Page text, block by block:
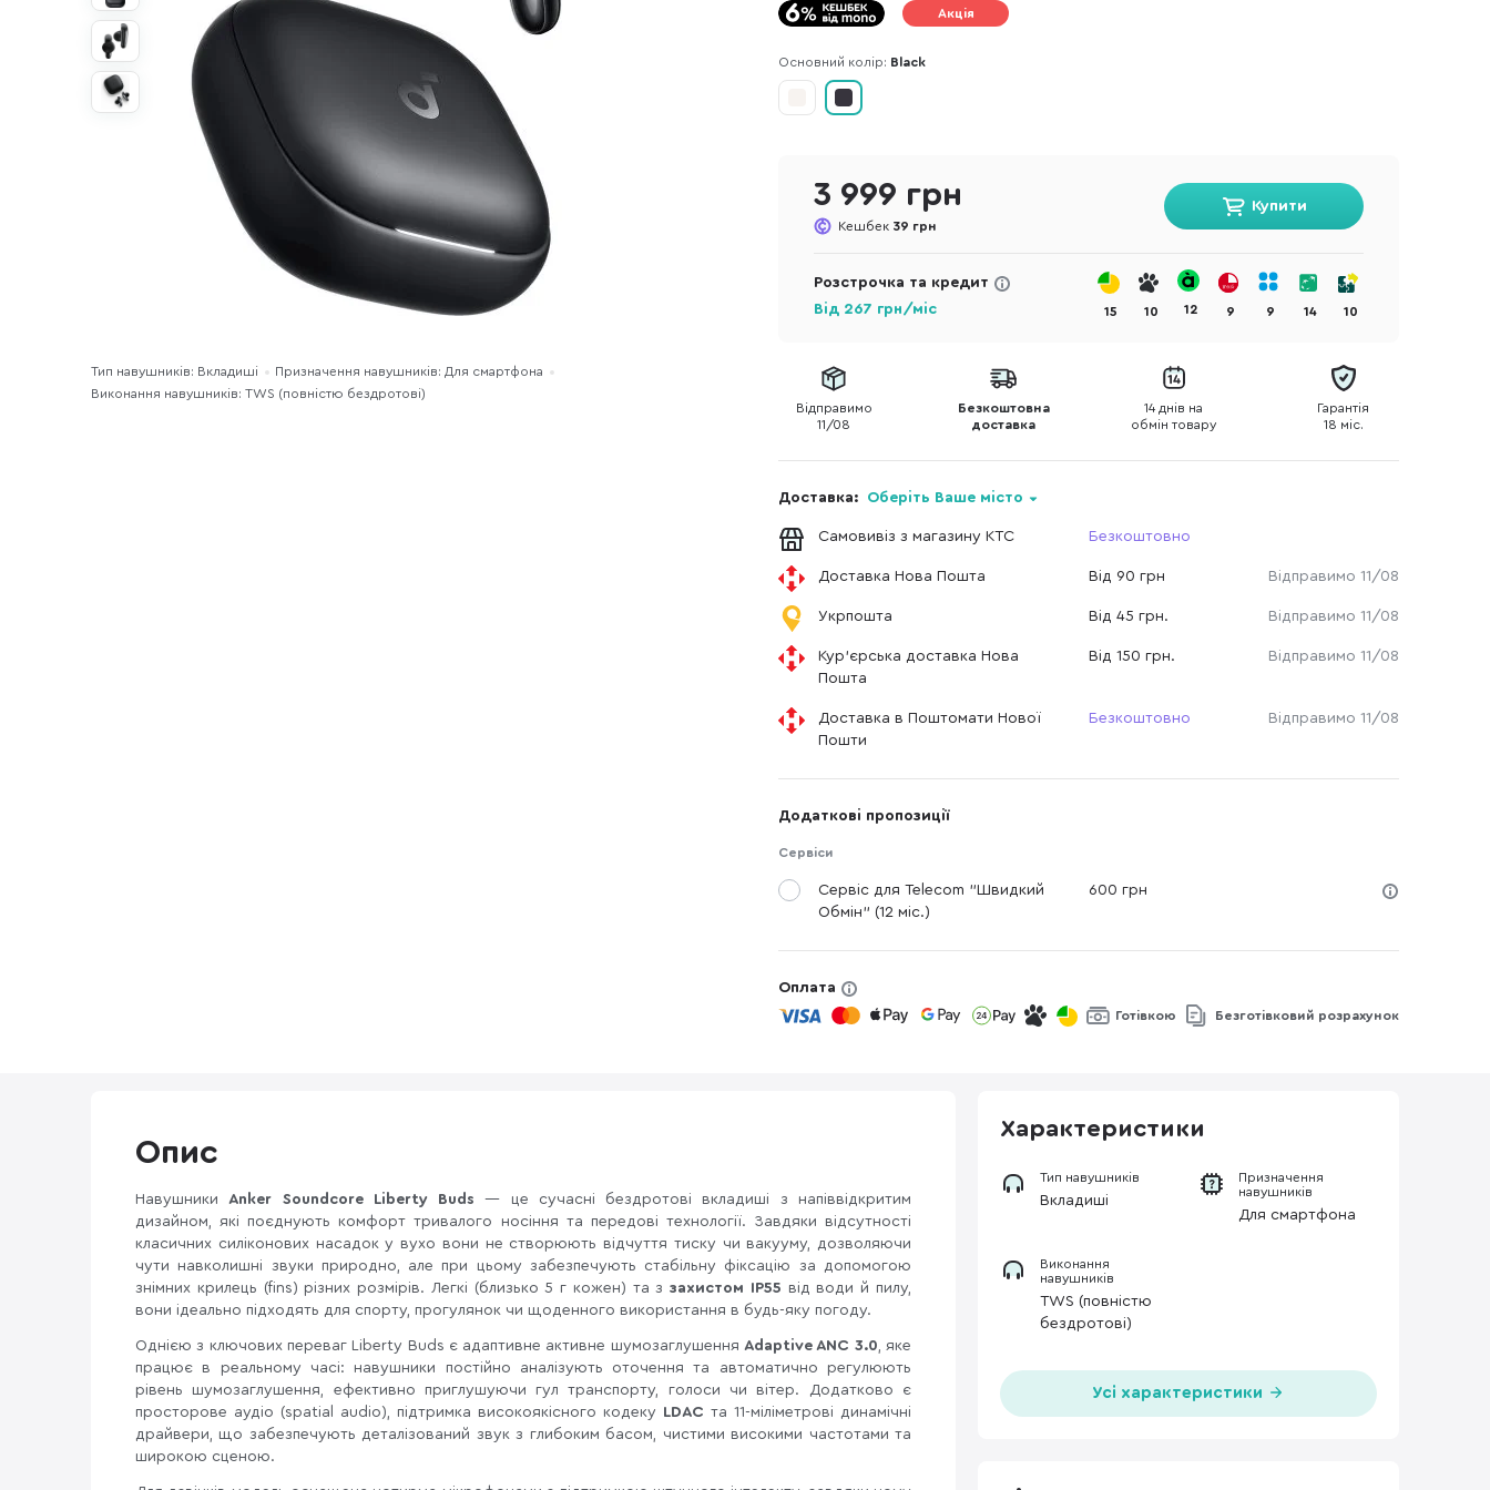
Тип навушників: Вкладиші
Призначення навушників: Для смартфона
Виконання навушників: TWS (повністю бездротові)
Акція
Основний колір: Black
3 999 грн
Кешбек 39 грн
Купити
Розстрочка та кредит
Від 267 грн/міс 15 10 12 9 9 14 10
Відправимо
11/08
Безкоштовна
доставка
14 днів на
обмін товару
Гарантія
18 міс.
Доставка: Оберіть Ваше місто
Самовивіз з магазину КТС Безкоштовно
Доставка Нова Пошта Від 90 грн Відправимо 11/08
Укрпошта Від 45 грн. Відправимо 11/08
Кур'єрська доставка Нова
Пошта
Від 150 грн. Відправимо 11/08
Доставка в Поштомати Нової
Пошти
Безкоштовно Відправимо 11/08
Додаткові пропозиції
Сервіси
Сервіс для Telecom "Швидкий
Обмін" (12 міс.)
600 грн
Оплата
Готівкою Безготівковий розрахунок
Опис
НавушникиAnker Soundcore Liberty Buds — це сучасні бездротові вкладиші з напіввідкритим
дизайном, які поєднують комфорт тривалого носіння та передові технології. Завдяки відсутності
класичних силіконових насадок у вухо вони не створюють відчуття тиску чи вакууму, дозволяючи
чути навколишні звуки природно, але при цьому забезпечують стабільну фіксацію за допомогою
знімних крилець (fins) різних розмірів. Легкі (близько 5 г кожен) та ззахистом IP55 від води й пилу,
вони ідеально підходять для спорту, прогулянок чи щоденного використання в будь-яку погоду.
Однією з ключових переваг Liberty Buds є адаптивне активне шумозаглушенняAdaptive ANC 3.0, яке
працює в реальному часі: навушники постійно аналізують оточення та автоматично регулюють
рівень шумозаглушення, ефективно приглушуючи гул транспорту, голоси чи вітер. Додатково є
просторове аудіо (spatial audio), підтримка високоякісного кодеку LDAC та 11-міліметрові динамічні
драйвери, що забезпечують деталізований звук з глибоким басом, чистими високими частотами та
широкою сценою.
Характеристики
Тип навушників
Вкладиші
Призначення
навушників
Для смартфона
Виконання
навушників
TWS (повністю
бездротові)
Усі характеристики